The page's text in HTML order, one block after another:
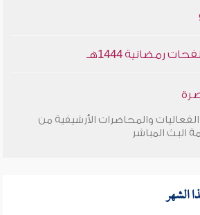
رمضانية 1444هـ
والمحاضرات الأرشيفية من
البث المباشر
الشهر